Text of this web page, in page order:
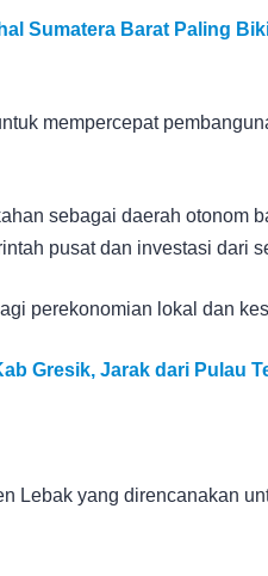
Sumatera Barat Paling
mempercepat
sebagai daerah otonom
pusat dan investasi dari
perekonomian lokal dan
Gresik, Jarak dari Pulau
Lebak yang direncanakan